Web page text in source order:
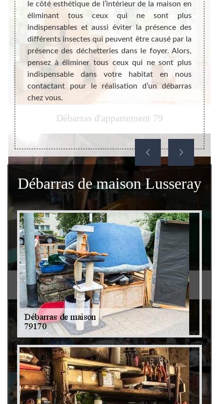
Débarras d'appartement 79
Débarras de grenier et cave 79
foyer
afin
pour
en
le côté esthétique de l’intérieur de la maison en
éliminant tous ceux qui ne sont plus
indispensables et aussi éviter la présence des
différents insectes qui peuvent être causé par la
présence des déchetteries dans le foyer. Alors,
pensez à éliminer tous ceux qui ne sont plus
indispensable dans votre habitat en nous
contactant pour le réalisation d’un débarras
chez vous.
le
que
peut
des
Débarras de maison Lusseray